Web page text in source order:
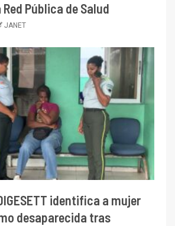
Pública de Salud
JANET
identifica a mujer
desaparecida tras